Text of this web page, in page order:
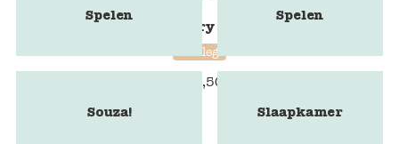
Tooth fairy mouse
maileg
23,50
Spelen Spelen
Souza! Slaapkamer